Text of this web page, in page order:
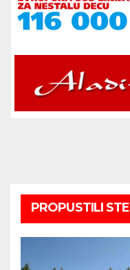
PROPUSTILI STE